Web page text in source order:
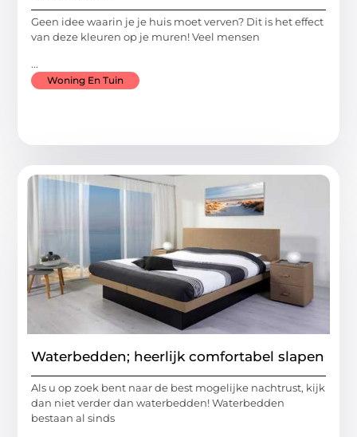
Geen idee waarin je je huis moet verven? Dit is het effect
van deze kleuren op je muren! Veel mensen
...
Woning En Tuin
Waterbedden; heerlijk comfortabel slapen
Als u op zoek bent naar de best mogelijke nachtrust, kijk
dan niet verder dan waterbedden! Waterbedden
bestaan al sinds